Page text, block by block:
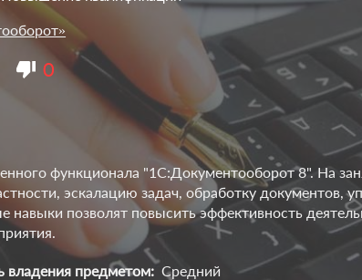
0
функционала "1С:Документооборот 8". На
эскалацию задач, обработку документов,
навыки позволят повысить эффективность
владения предметом: Средний